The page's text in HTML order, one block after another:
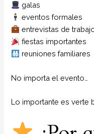
galas
eventos formales
entrevistas de
fiestas importantes
reuniones familiares
No importa el evento…
Lo importante es verte